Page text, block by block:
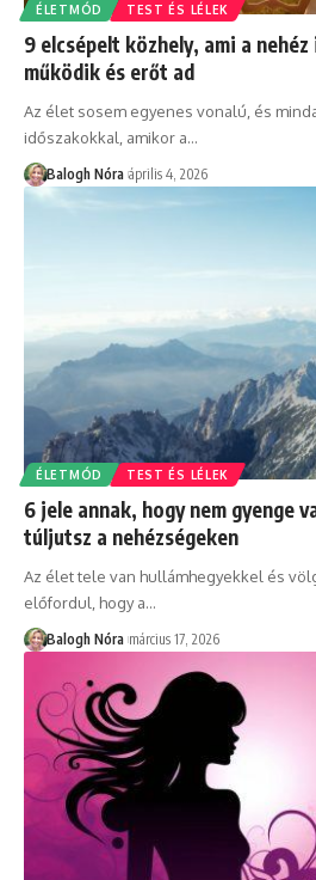
ÉLETMÓD TEST ÉS LÉLEK
9 elcsépelt közhely, ami a
működik és erőt ad
Az élet sosem egyenes vonalú, és
időszakokkal, amikor a…
Balogh Nóra április 4, 2026
ÉLETMÓD TEST ÉS LÉLEK
6 jele annak, hogy nem gyenge
túljutsz a nehézségeken
Az élet tele van hullámhegyekkel és
előfordul, hogy a…
Balogh Nóra március 17, 2026